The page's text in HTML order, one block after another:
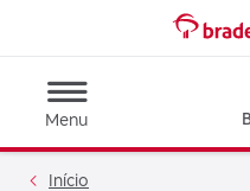
Menu
Início